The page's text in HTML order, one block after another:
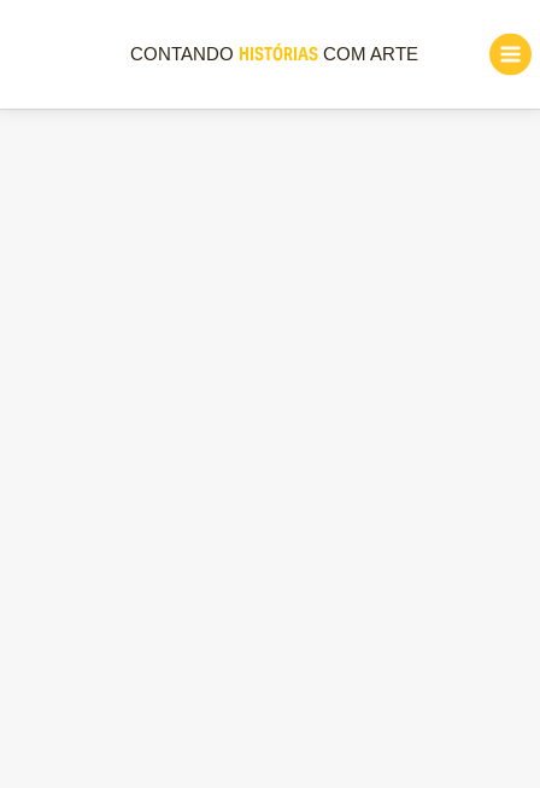
CONTANDO HISTÓRIASCOM ARTE